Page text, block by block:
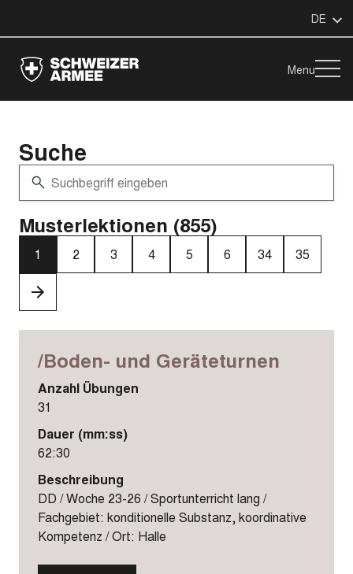
DE
Menu
Suche
Musterlektionen (855)
1 2 3 4 5 6 34 35
›
/Boden- und Geräteturnen
Anzahl Übungen
31
Dauer (mm:ss)
62:30
Beschreibung
DD / Woche 23-26 / Sportunterricht lang /
Fachgebiet: konditionelle Substanz, koordinative
Kompetenz / Ort: Halle